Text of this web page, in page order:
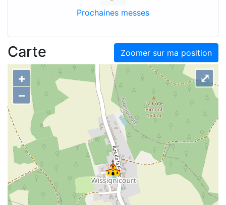
Prochaines messes
Zoomer sur ma position
Carte
+
–
⤢